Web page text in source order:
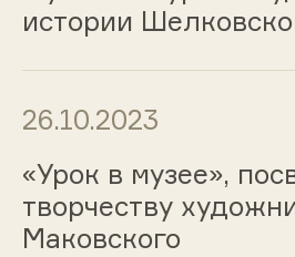
истории
26.10.2023
«Урок в музее»,
творчеству
Маковского